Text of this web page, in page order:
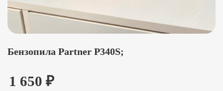
Бензопила Partner P340S;
1 650 ₽